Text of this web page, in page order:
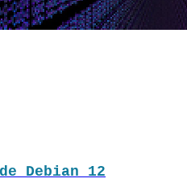
Debian 12